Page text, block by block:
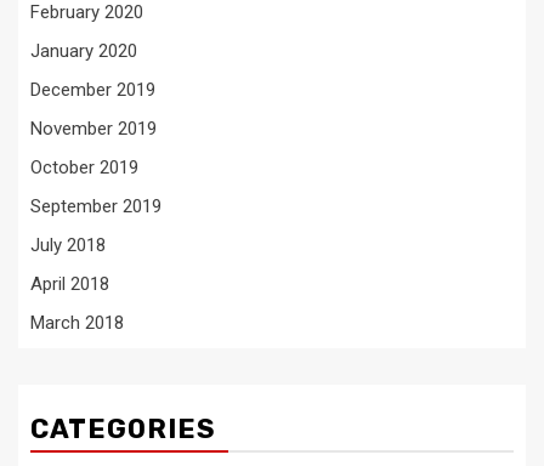
February 2020
January 2020
December 2019
November 2019
October 2019
September 2019
July 2018
April 2018
March 2018
CATEGORIES